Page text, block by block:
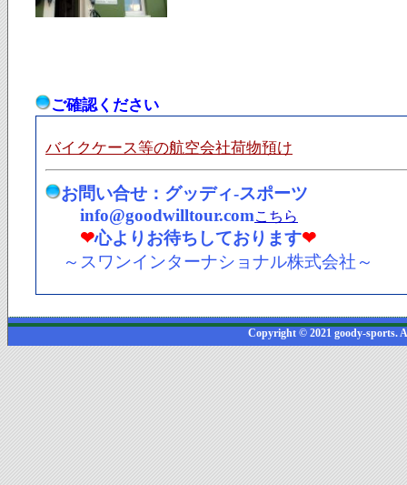
ご確認ください
バイクケース等の航空会社荷物預け
お問い合せ：グッディ-スポーツ
info@goodwilltour.comこちら
❤心よりお待ちしております❤
～スワンインターナショナル株式会社～
Copyright © 2021 goody-sports.